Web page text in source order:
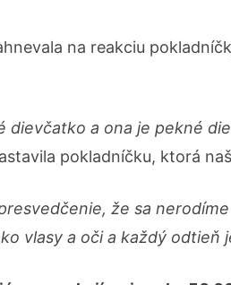
na reakciu
dievčatko a ona je pekné
pokladníčku, ktorá
že sa
vlasy a oči a každý odtieň